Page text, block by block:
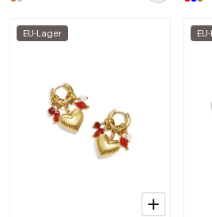
EU-Lager